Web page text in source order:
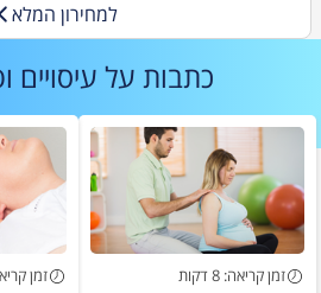
למחירון המלא
כתבות על עיסויים
זמן קריאה: 8 דקות זמן קריאה: 6